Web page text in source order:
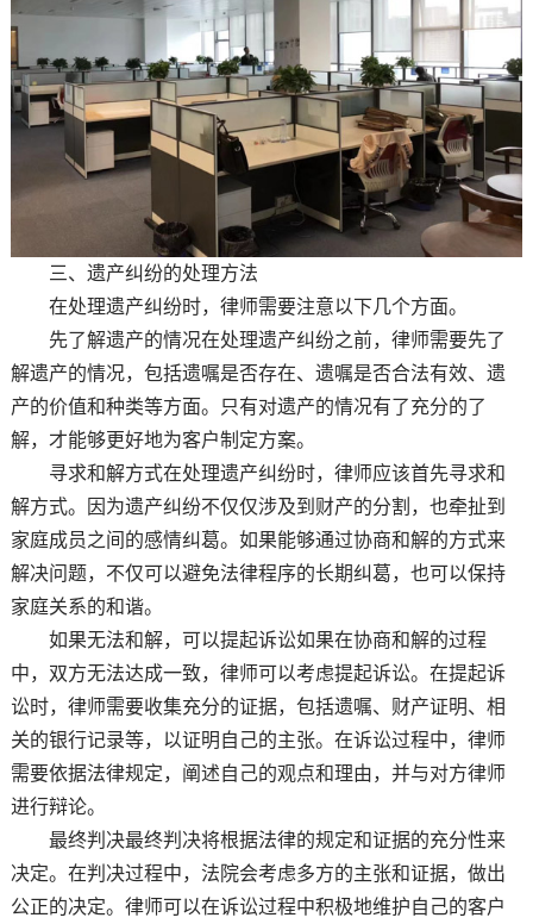
三、遗产纠纷的处理方法
在处理遗产纠纷时，律师需要注意以下几个方面。
先了解遗产的情况在处理遗产纠纷之前，律师需要先了
解遗产的情况，包括遗嘱是否存在、遗嘱是否合法有效、遗
产的价值和种类等方面。只有对遗产的情况有了充分的了
解，才能够更好地为客户制定方案。
寻求和解方式在处理遗产纠纷时，律师应该首先寻求和
解方式。因为遗产纠纷不仅仅涉及到财产的分割，也牵扯到
家庭成员之间的感情纠葛。如果能够通过协商和解的方式来
解决问题，不仅可以避免法律程序的长期纠葛，也可以保持
家庭关系的和谐。
如果无法和解，可以提起诉讼如果在协商和解的过程
中，双方无法达成一致，律师可以考虑提起诉讼。在提起诉
讼时，律师需要收集充分的证据，包括遗嘱、财产证明、相
关的银行记录等，以证明自己的主张。在诉讼过程中，律师
需要依据法律规定，阐述自己的观点和理由，并与对方律师
进行辩论。
最终判决最终判决将根据法律的规定和证据的充分性来
决定。在判决过程中，法院会考虑多方的主张和证据，做出
公正的决定。律师可以在诉讼过程中积极地维护自己的客户